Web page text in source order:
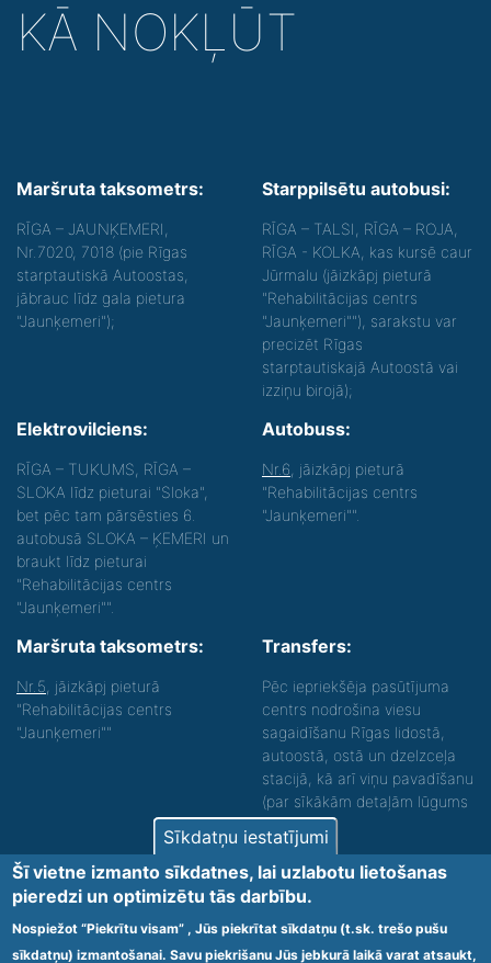
KĀ NOKĻŪT
Maršruta taksometrs:
RĪGA – JAUNĶEMERI,
Nr.7020, 7018 (pie Rīgas
starptautiskā Autoostas,
jābrauc līdz gala pietura
"Jaunķemeri");
Starppilsētu autobusi:
RĪGA – TALSI, RĪGA – ROJA,
RĪGA - KOLKA, kas kursē caur
Jūrmalu (jāizkāpj pieturā
"Rehabilitācijas centrs
"Jaunķemeri""), sarakstu var
precizēt Rīgas
starptautiskajā Autoostā vai
izziņu birojā);
Elektrovilciens:
RĪGA – TUKUMS, RĪGA –
SLOKA līdz pieturai "Sloka",
bet pēc tam pārsēsties 6.
autobusā SLOKA – ĶEMERI un
braukt līdz pieturai
"Rehabilitācijas centrs
"Jaunķemeri"".
Autobuss:
Nr.6 , jāizkāpj pieturā
"Rehabilitācijas centrs
"Jaunķemeri"".
Maršruta taksometrs:
Nr.5 , jāizkāpj pieturā
"Rehabilitācijas centrs
"Jaunķemeri""
Transfers:
Pēc iepriekšēja pasūtījuma
centrs nodrošina viesu
sagaidīšanu Rīgas lidostā,
autoostā, ostā un dzelzceļa
stacijā, kā arī viņu pavadīšanu
(par sīkākām detaļām lūgums
zvanīt).
Nodrošinām vides piekļūstamību personām ar
funkcionāliem traucējumiem! SIA „Sanare-KRC
Jaunķemeri”, Kolkas ielā 20, Jūrmalā ir nodrošināta vides
piekļūstamība personām ar funkcionāliem traucējumiem,
tādejādi nodrošinot atbilstību Ministru kabineta
Sīkdatņu iestatījumi
Šī vietne izmanto sīkdatnes, lai uzlabotu lietošanas
pieredzi un optimizētu tās darbību.
Nospiežot “Piekrītu visam” , Jūs piekrītat sīkdatņu (t.sk. trešo pušu
sīkdatņu) izmantošanai. Savu piekrišanu Jūs jebkurā laikā varat atsaukt,